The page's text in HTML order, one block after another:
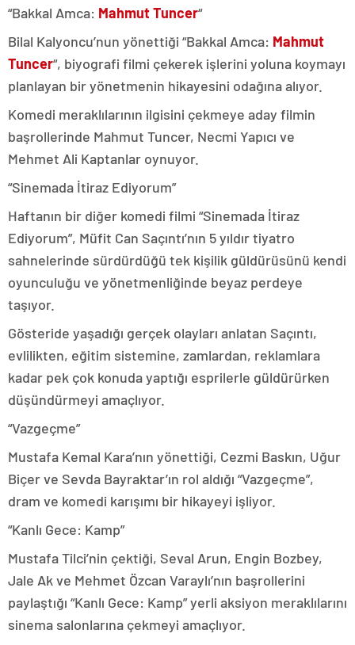
“Bakkal Amca: Mahmut Tuncer“
Bilal Kalyoncu’nun yönettiği “Bakkal Amca: Mahmut
Tuncer“, biyografi filmi çekerek işlerini yoluna koymayı
planlayan bir yönetmenin hikayesini odağına alıyor.
Komedi meraklılarının ilgisini çekmeye aday filmin
başrollerinde Mahmut Tuncer, Necmi Yapıcı ve
Mehmet Ali Kaptanlar oynuyor.
“Sinemada İtiraz Ediyorum”
Haftanın bir diğer komedi filmi “Sinemada İtiraz
Ediyorum”, Müfit Can Saçıntı’nın 5 yıldır tiyatro
sahnelerinde sürdürdüğü tek kişilik güldürüsünü kendi
oyunculuğu ve yönetmenliğinde beyaz perdeye
taşıyor.
Gösteride yaşadığı gerçek olayları anlatan Saçıntı,
evlilikten, eğitim sistemine, zamlardan, reklamlara
kadar pek çok konuda yaptığı esprilerle güldürürken
düşündürmeyi amaçlıyor.
“Vazgeçme”
Mustafa Kemal Kara’nın yönettiği, Cezmi Baskın, Uğur
Biçer ve Sevda Bayraktar’ın rol aldığı “Vazgeçme”,
dram ve komedi karışımı bir hikayeyi işliyor.
“Kanlı Gece: Kamp”
Mustafa Tilci’nin çektiği, Seval Arun, Engin Bozbey,
Jale Ak ve Mehmet Özcan Varaylı’nın başrollerini
paylaştığı “Kanlı Gece: Kamp” yerli aksiyon meraklılarını
sinema salonlarına çekmeyi amaçlıyor.